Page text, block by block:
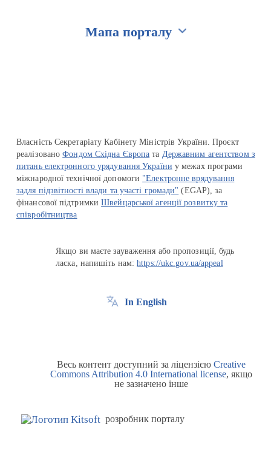
Мапа порталу
Власність Секретаріату Кабінету Міністрів України. Проєкт
реалізованоФондом Східна Європа та Державним агентством з
питань електронного урядування України у межах програми
міжнародної технічної допомоги "Електронне врядування
задля підзвітності влади та участі громади" (EGAP), за
фінансової підтримкиШвейцарської агенції розвитку та
співробітництва
Якщо ви маєте зауваження або пропозиції, будь
ласка, напишіть нам:https://ukc.gov.ua/appeal
In English
Весь контент доступний за ліцензією Creative
Commons Attribution 4.0 International license, якщо
не зазначено інше
розробник порталу